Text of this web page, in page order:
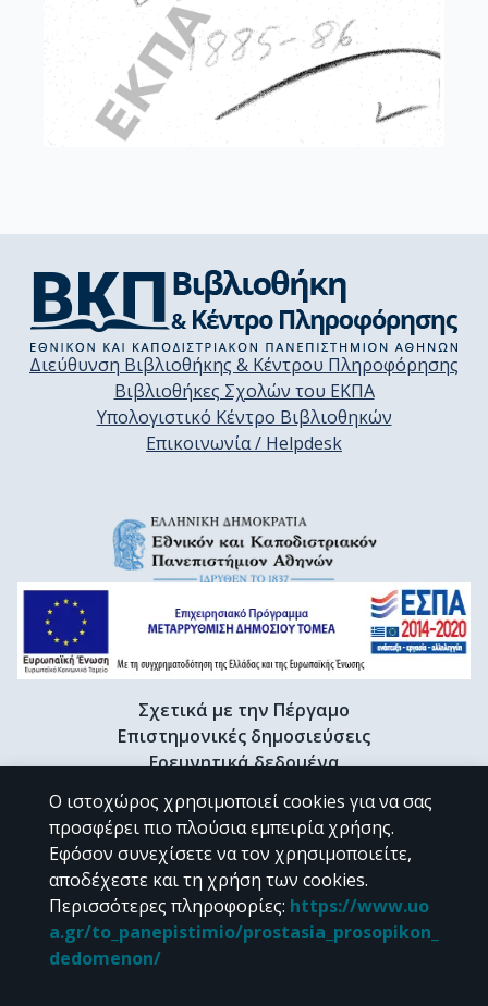
Διεύθυνση Βιβλιοθήκης & Κέντρου Πληροφόρησης
Βιβλιοθήκες Σχολών του ΕΚΠΑ
Υπολογιστικό Κέντρο Βιβλιοθηκών
Επικοινωνία / Helpdesk
Σχετικά με την Πέργαμο
Επιστημονικές δημοσιεύσεις
Ερευνητικά δεδομένα
Διδακτορικές διατριβές & Γκρίζα βιβλιογραφία
Προφίλ Ερευνητή
CC BY-NC 4.0
Εκτός αν αναφέρεται διαφορετικά, το υλικό της "Περγάμου" διατίθεται
Ο ιστοχώρος χρησιμοποιεί cookies για να σας
προσφέρει πιο πλούσια εμπειρία χρήσης.
Εφόσον συνεχίσετε να τον χρησιμοποιείτε,
αποδέχεστε και τη χρήση των cookies.
Περισσότερες πληροφορίες: https://www.uo
a.gr/to_panepistimio/prostasia_prosopikon_
dedomenon/